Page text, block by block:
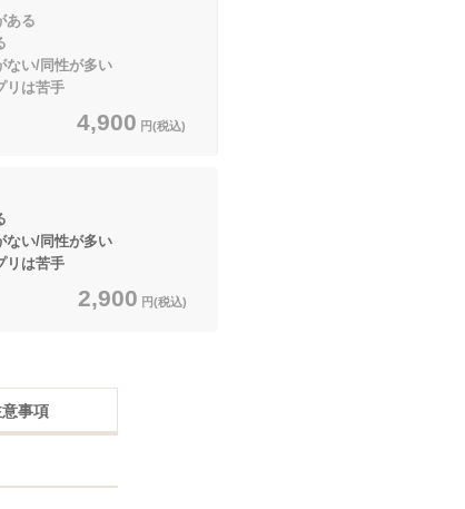
る
い/同性が多い
苦手
4,900 円(税込)
い/同性が多い
苦手
2,900 円(税込)
事項